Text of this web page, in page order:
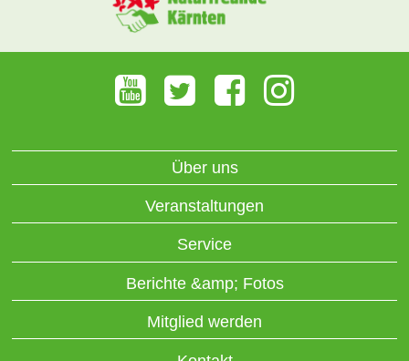
Über uns
Veranstaltungen
Service
Berichte &amp; Fotos
Mitglied werden